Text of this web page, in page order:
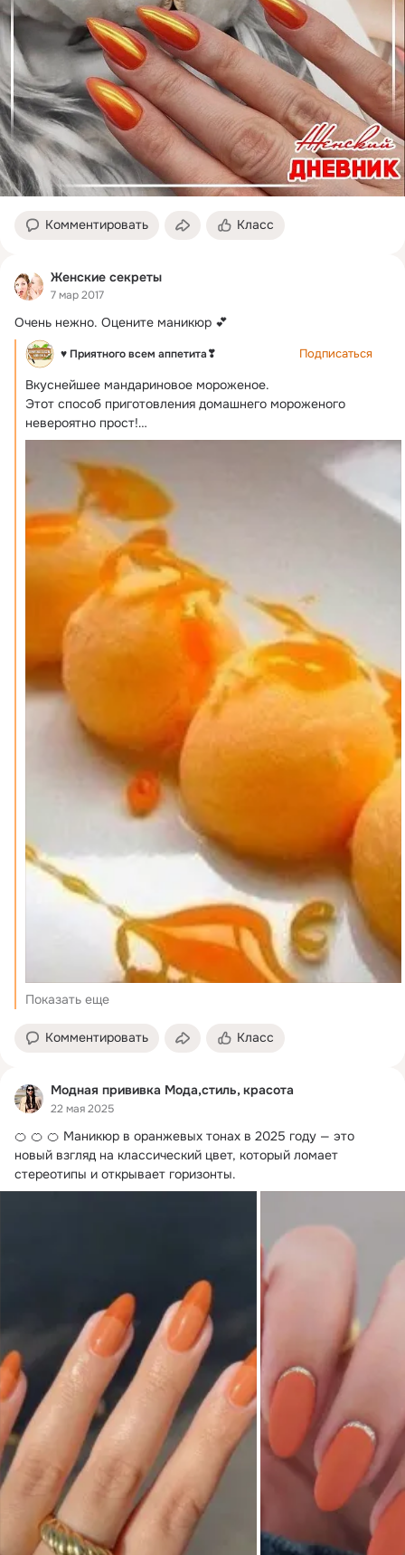
Комментировать Класс
Женские секреты
7 мар 2017
Очень нежно. Оцените маникюр 💕
♥ Приятного всем аппетита❣ Подписаться
Вкуснейшее мандариновое мороженое.
Этот способ приготовления домашнего мороженого
невероятно прост!
Ингредиенты:
Мандарины — 8 шт. / 250 г
Показать еще
Комментировать Класс
Модная прививка Мода,стиль, красота
22 мая 2025
🍊 🍊 🍊 Маникюр в оранжевых тонах в 2025 году — это
новый взгляд на классический цвет, который ломает
стереотипы и открывает горизонты.